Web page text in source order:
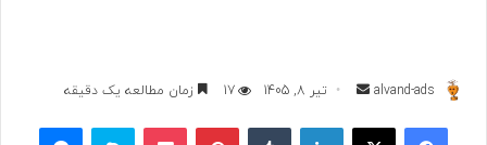
alvand-ads
ارسال تیر 8, 1405 17 زمان مطالعه یک دقیقه
فیسبوکایکس لینکداینتامبلر پینتریستپاکت اسکایپ مسنجر